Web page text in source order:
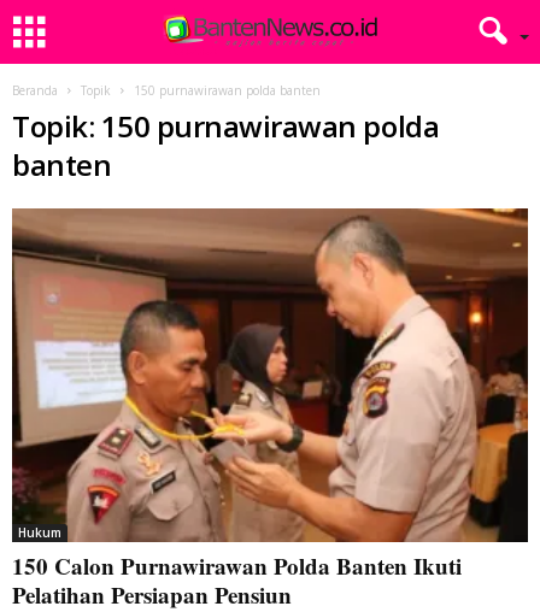
Beranda Topik 150 purnawirawan polda banten
Topik: 150 purnawirawan polda
banten
Hukum
150 Calon Purnawirawan Polda Banten Ikuti
Pelatihan Persiapan Pensiun